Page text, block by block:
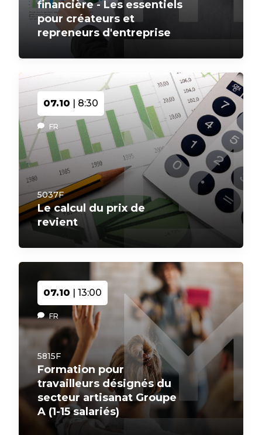
financière - Les essentiels
pour créateurs et
repreneurs d'entreprise
07.10 | 8:30
FR
5037F
Le calcul du prix de
revient
07.10 | 13:00
FR
5815F
Formation pour
travailleurs désignés du
secteur artisanat Groupe
A (1-15 salariés)